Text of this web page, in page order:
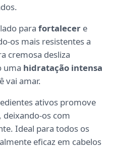
para fortalecer e
os mais resistentes a
cremosa desliza
uma hidratação intensa
vai amar.
ativos promove
deixando-os com
Ideal para todos os
eficaz em cabelos